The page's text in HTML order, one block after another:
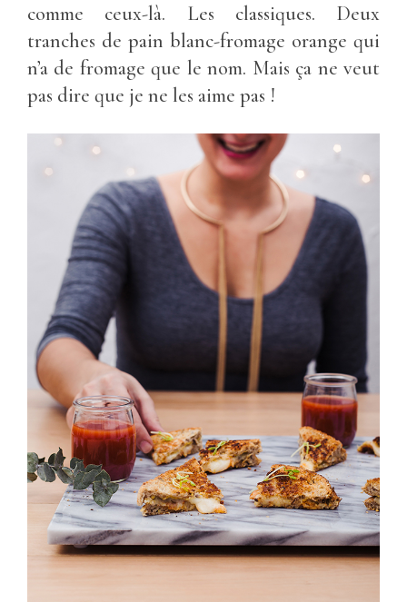
comme ceux-là. Les classiques. Deux
tranches de pain blanc-fromage orange qui
n’a de fromage que le nom. Mais ça ne veut
pas dire que je ne les aime pas !